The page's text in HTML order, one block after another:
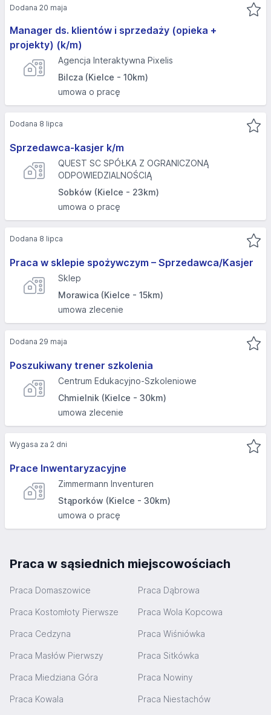
Manager ds. klientów i sprzedaży (opieka +
projekty) (k/m)
Agencja Interaktywna Pixelis
Bilcza (Kielce - 10km)
umowa o pracę
Dodana 20 maja
Sprzedawca-kasjer k/m
QUEST SC SPÓŁKA Z OGRANICZONĄ
ODPOWIEDZIALNOŚCIĄ
Sobków (Kielce - 23km)
umowa o pracę
Dodana 8 lipca
Praca w sklepie spożywczym – Sprzedawca/Kasjer
Sklep
Morawica (Kielce - 15km)
umowa zlecenie
Dodana 8 lipca
Poszukiwany trener szkolenia
Centrum Edukacyjno-Szkoleniowe
Chmielnik (Kielce - 30km)
umowa zlecenie
Dodana 29 maja
Prace Inwentaryzacyjne
Zimmermann Inventuren
Stąporków (Kielce - 30km)
umowa o pracę
Wygasa za 2 dni
Praca w sąsiednich miejscowościach
Praca Domaszowice Praca Dąbrowa
Praca Kostomłoty Pierwsze Praca Wola Kopcowa
Praca Cedzyna Praca Wiśniówka
Praca Masłów Pierwszy Praca Sitkówka
Praca Miedziana Góra Praca Nowiny
Praca Kowala Praca Niestachów